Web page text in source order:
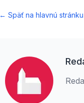
← Späť na hlavnú stránku